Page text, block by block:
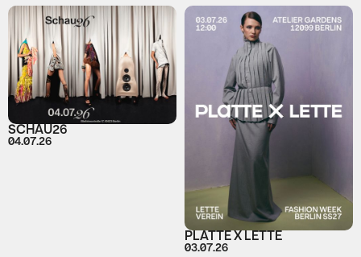
SCHAU26
04.07.26
PLATTE X LETTE
03.07.26